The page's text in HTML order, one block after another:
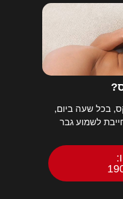
בכל שעה ביום,
לשמוע גבר